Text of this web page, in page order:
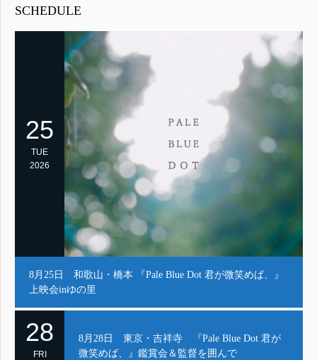
SCHEDULE
25
TUE
2026
8月25日 和歌山・橋本 『Pale Blue Dot 君が微笑めば、』
上映会inゆの里
28
FRI
8月28日 東京・吉祥寺 『Pale Blue Dot 君が
微笑めば、』鑑賞会＆監督を囲んで